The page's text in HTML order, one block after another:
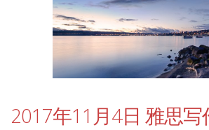
2017年11月4日 雅思